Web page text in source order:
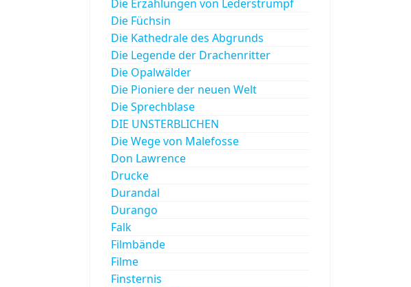
Die Erzählungen von Lederstrumpf
Die Füchsin
Die Kathedrale des Abgrunds
Die Legende der Drachenritter
Die Opalwälder
Die Pioniere der neuen Welt
Die Sprechblase
DIE UNSTERBLICHEN
Die Wege von Malefosse
Don Lawrence
Drucke
Durandal
Durango
Falk
Filmbände
Filme
Finsternis